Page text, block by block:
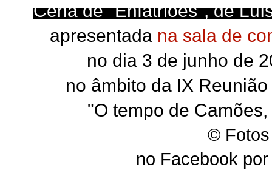
Cena de "Enfatriões", de
apresentada na sala de
no dia 3 de junho de
no âmbito da IX
"O tempo de
©
no Facebook